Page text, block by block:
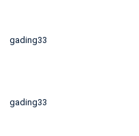
gading33
gading33